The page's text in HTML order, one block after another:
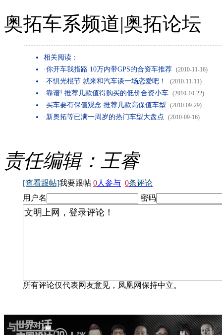
奥拓车系频道|奥拓论坛
相关阅读：
·你开车我指路 10万内带GPS的合资车推荐 (2010-11-16)
·不惧光棍节 就来和汽车谈一场恋爱吧！ (2010-11-11)
·靠谱! 推荐几款值得购买的低价合资小车 (2010-10-22)
·买车要有保值观念 推荐几款高保值车型 (2010-09-29)
·新奥拓等已满一周岁的热门车型大盘点 (2010-09-16)
责任编辑：王睿
[查看跟帖]我要跟帖 0人参与 0条评论
用户名
密码
所有评论仅代表网友意见，凤凰网保持中立。